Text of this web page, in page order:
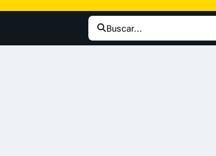
Buscar...